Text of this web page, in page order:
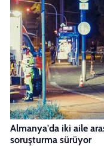
Almanya'da iki aile
soruşturma sürüyor